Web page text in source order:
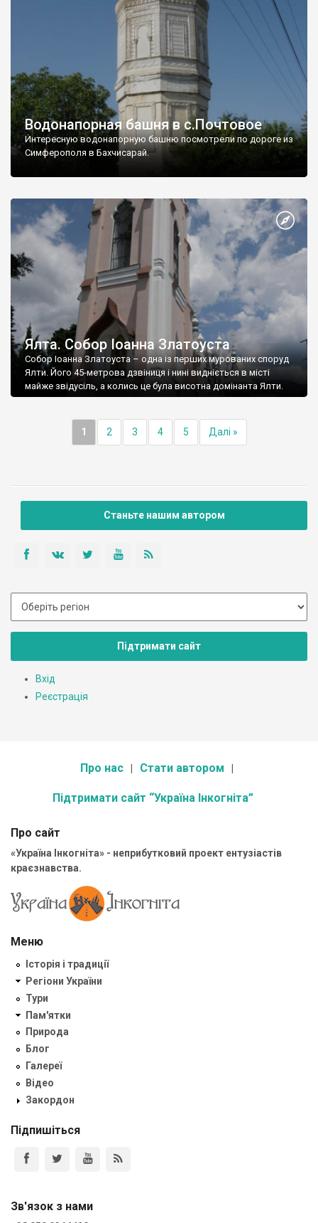
Водонапорная башня в с.Почтовое
Интересную водонапорную башню посмотрели по дороге из
Симферополя в Бахчисарай.
Ялта. Собор Іоанна Златоуста
Собор Іоанна Златоуста – одна із перших мурованих споруд
Ялти. Його 45-метрова дзвіниця і нині видніється в місті
майже звідусіль, а колись це була висотна домінанта Ялти.
1 2 3 4 5 Далі »
Станьте нашим автором
Підтримати сайт
Вхід
Реєстрація
Про нас Стати автором
Підтримати сайт “Україна Інкогніта”
Про сайт
«Україна Інкогніта» - неприбутковий проект ентузіастів
краєзнавства.
Меню
Історія і традиції
Регіони України
Тури
Пам'ятки
Природа
Блог
Галереї
Відео
Закордон
Підпишіться
Зв'язок з нами